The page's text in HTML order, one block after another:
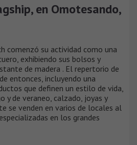
en Omotesando,
comenzó su actividad como una
exhibiendo sus bolsos y
de madera . El repertorio de
entonces, incluyendo una
que definen un estilo de vida,
y de veraneo, calzado, joyas y
se venden en varios de locales al
en los grandes